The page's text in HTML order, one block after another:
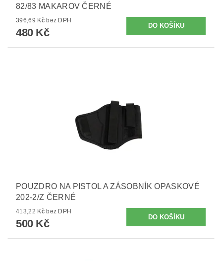
82/83 MAKAROV ČERNÉ
396,69 Kč bez DPH
480 Kč
POUZDRO NA PISTOL A ZÁSOBNÍK OPASKOVÉ
202-2/Z ČERNÉ
413,22 Kč bez DPH
500 Kč